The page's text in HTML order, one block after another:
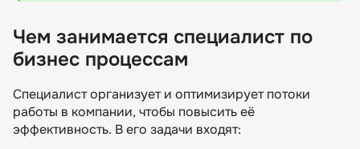
Чем занимается специалист по
бизнес процессам
Специалист организует и оптимизирует потоки
работы в компании, чтобы повысить её
эффективность. В его задачи входят: